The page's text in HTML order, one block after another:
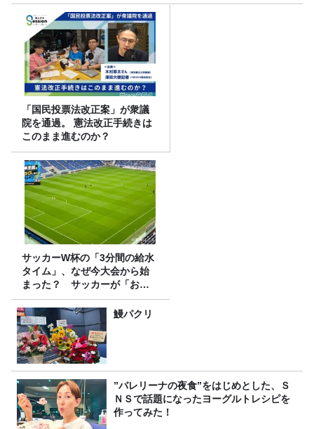
「国民投票法改正案」が衆議
院を通過。 憲法改正手続きは
このまま進むのか？
サッカーW杯の「3分間の給水
タイム」、なぜ今大会から始
まった？ サッカーが「お
金」に変わる仕組み
鰻パクリ
”バレリーナの夜食”をはじめとした、Ｓ
ＮＳで話題になったヨーグルトレシピを
作ってみた！